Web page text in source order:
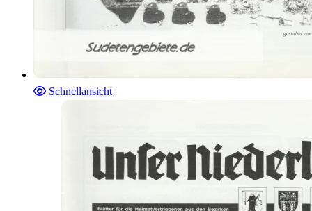
Schnellansicht